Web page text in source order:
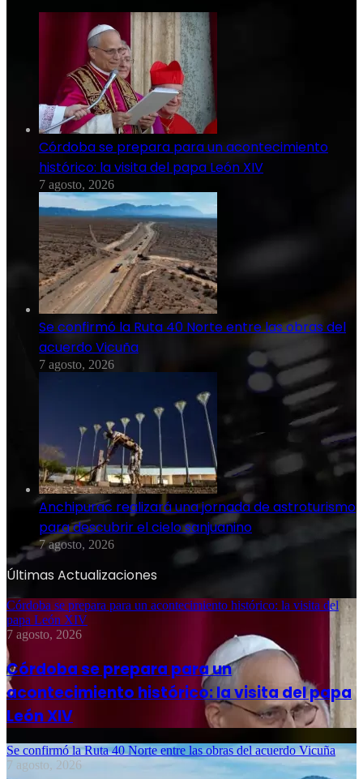
Córdoba se prepara para un acontecimiento
histórico: la visita del papa León XIV
7 agosto, 2026
Se confirmó la Ruta 40 Norte entre las obras del
acuerdo Vicuña
7 agosto, 2026
Anchipurac realizará una jornada de astroturismo
para descubrir el cielo sanjuanino
7 agosto, 2026
Últimas Actualizaciones
Córdoba se prepara para un acontecimiento histórico: la visita del
papa León XIV
7 agosto, 2026
Córdoba se prepara para un
acontecimiento histórico: la visita del papa
León XIV
Se confirmó la Ruta 40 Norte entre las obras del acuerdo Vicuña
7 agosto, 2026